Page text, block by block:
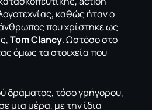
καθώς ήταν ο
που χρίστηκε ως
Tom Clancy. Ωστόσο στο
όμως τα στοιχεία που
δράματος, τόσο γρήγορου,
μια μέρα, με την ίδια